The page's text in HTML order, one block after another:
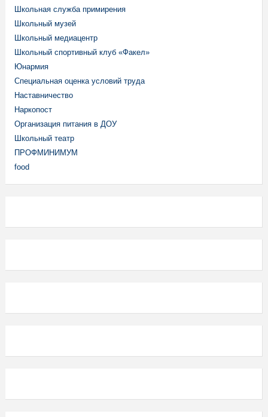
Школьная служба примирения
Школьный музей
Школьный медиацентр
Школьный спортивный клуб «Факел»
Юнармия
Специальная оценка условий труда
Наставничество
Наркопост
Организация питания в ДОУ
Школьный театр
ПРОФМИНИМУМ
food